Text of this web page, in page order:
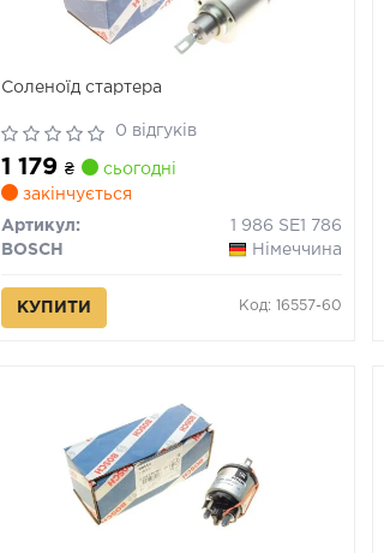
Соленоїд стартера
0 відгуків
1 179₴
сьогодні
закінчується
Артикул:
1 986 SE1 786
BOSCH
Німеччина
КУПИТИ Код: 16557-60